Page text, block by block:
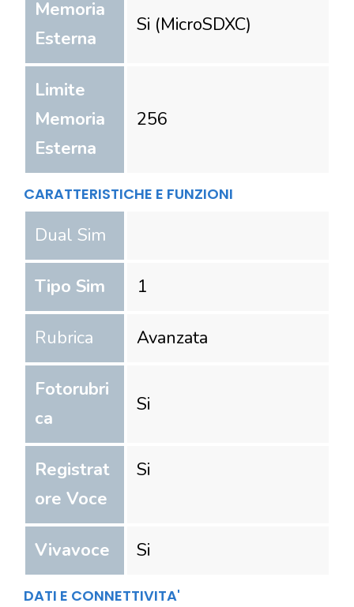
Memoria
Esterna
Si (MicroSDXC)
Limite
Memoria
Esterna
256
CARATTERISTICHE E FUNZIONI
Dual Sim
Tipo Sim 1
Rubrica Avanzata
Fotorubri
ca
Si
Registrat
ore Voce
Si
Vivavoce Si
DATI E CONNETTIVITA'